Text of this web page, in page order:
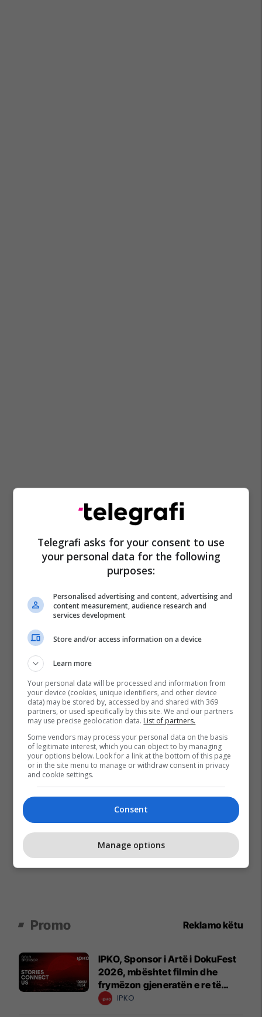
Policia E Kosovës Gjakovë
Promo Reklamo këtu
IPKO, Sponsor i Artë i DokuFest
2026, mbështet filmin dhe
frymëzon gjeneratën e re të
krijuesve
IPKO
Telegrafi asks for your consent to use
your personal data for the following
purposes:
Personalised advertising and content, advertising and
content measurement, audience research and
services development
Store and/or access information on a device
Learn more
Your personal data will be processed and information from
your device (cookies, unique identifiers, and other device
data) may be stored by, accessed by and shared with 369
partners, or used specifically by this site. We and our partners
may use precise geolocation data. List of partners.
Some vendors may process your personal data on the basis
of legitimate interest, which you can object to by managing
your options below. Look for a link at the bottom of this page
or in the site menu to manage or withdraw consent in privacy
and cookie settings.
Consent
Manage options